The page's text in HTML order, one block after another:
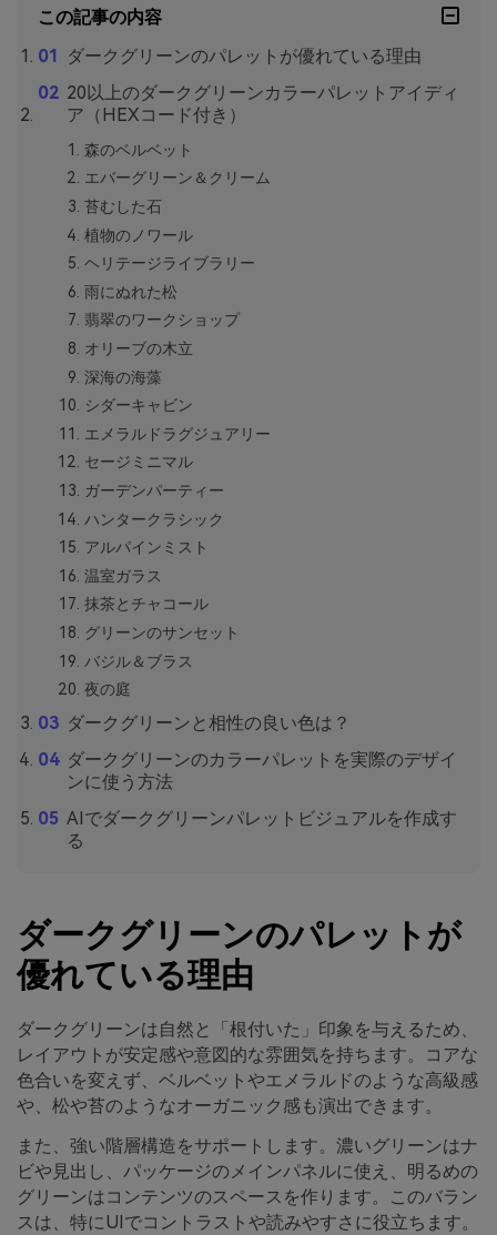
この記事の内容
ダークグリーンのパレットが優れている理由
20以上のダークグリーンカラーパレットアイディ
ア（HEXコード付き）
森のベルベット
エバーグリーン＆クリーム
苔むした石
植物のノワール
ヘリテージライブラリー
雨にぬれた松
翡翠のワークショップ
オリーブの木立
深海の海藻
シダーキャビン
エメラルドラグジュアリー
セージミニマル
ガーデンパーティー
ハンタークラシック
アルパインミスト
温室ガラス
抹茶とチャコール
グリーンのサンセット
バジル＆ブラス
夜の庭
ダークグリーンと相性の良い色は？
ダークグリーンのカラーパレットを実際のデザイ
ンに使う方法
AIでダークグリーンパレットビジュアルを作成す
る
ダークグリーンのパレットが
優れている理由
ダークグリーンは自然と「根付いた」印象を与えるため、
レイアウトが安定感や意図的な雰囲気を持ちます。コアな
色合いを変えず、ベルベットやエメラルドのような高級感
や、松や苔のようなオーガニック感も演出できます。
また、強い階層構造をサポートします。濃いグリーンはナ
ビや見出し、パッケージのメインパネルに使え、明るめの
グリーンはコンテンツのスペースを作ります。このバラン
スは、特にUIでコントラストや読みやすさに役立ちます。